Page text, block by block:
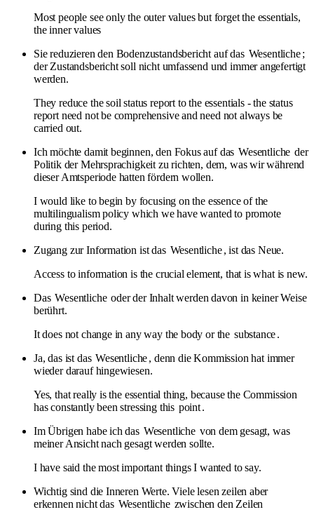
Most people see only the outer values but forget the essentials,
the inner values
Sie reduzieren den Bodenzustandsbericht auf das Wesentliche;
der Zustandsbericht soll nicht umfassend und immer angefertigt
werden.
They reduce the soil status report to the essentials - the status
report need not be comprehensive and need not always be
carried out.
Ich möchte damit beginnen, den Fokus auf das Wesentliche der
Politik der Mehrsprachigkeit zu richten, dem, was wir während
dieser Amtsperiode hatten fördern wollen.
I would like to begin by focusing on the essence of the
multilingualism policy which we have wanted to promote
during this period.
Zugang zur Information ist das Wesentliche, ist das Neue.
Access to information is the crucial element, that is what is new.
Das Wesentliche oder der Inhalt werden davon in keiner Weise
berührt.
It does not change in any way the body or the substance.
Ja, das ist das Wesentliche, denn die Kommission hat immer
wieder darauf hingewiesen.
Yes, that really is the essential thing, because the Commission
has constantly been stressing this point.
Im Übrigen habe ich das Wesentliche von dem gesagt, was
meiner Ansicht nach gesagt werden sollte.
I have said the most important things I wanted to say.
Wichtig sind die Inneren Werte. Viele lesen zeilen aber
erkennen nicht das Wesentliche zwischen den Zeilen